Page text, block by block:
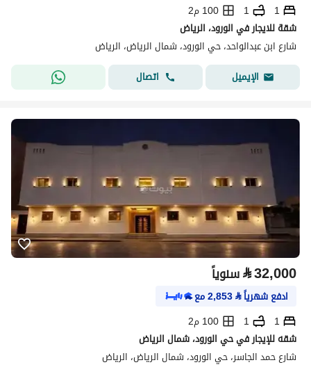
1
1
100 م2
شقة للايجار في الورود، الرياض
شارع ابن عبدالواحد، حي الورود، شمال الرياض، الرياض
الإيميل
اتصال
⃁32,000 سنوياً
ادفع شهرياً⃁
2,853مع
1
1
100 م2
شقه للإيجار في حي الورود، شمال الرياض
شارع حمد الجاسر، حي الورود، شمال الرياض، الرياض